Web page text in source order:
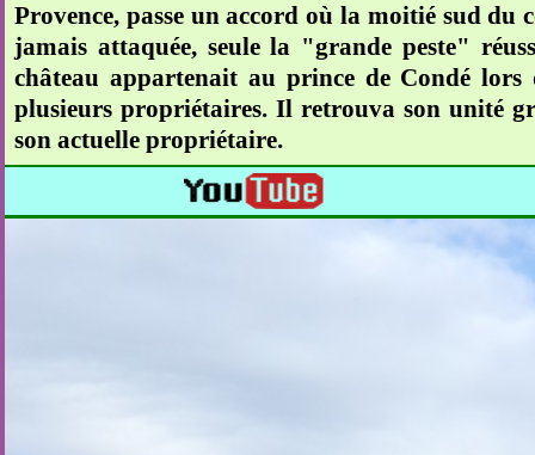
Provence, passe un accord où la moitié sud du
jamais attaquée, seule la "grande peste"
château appartenait au prince de Condé
plusieurs propriétaires. Il retrouva son unité
son actuelle propriétaire.